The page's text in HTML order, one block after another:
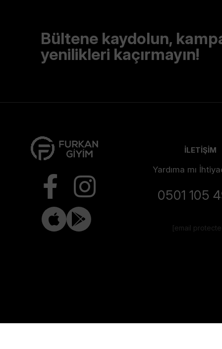
Bültene kaydolun,
yenilikleri kaçırmayın!
İLETİŞİM
Yardıma mı
0501 105
[email